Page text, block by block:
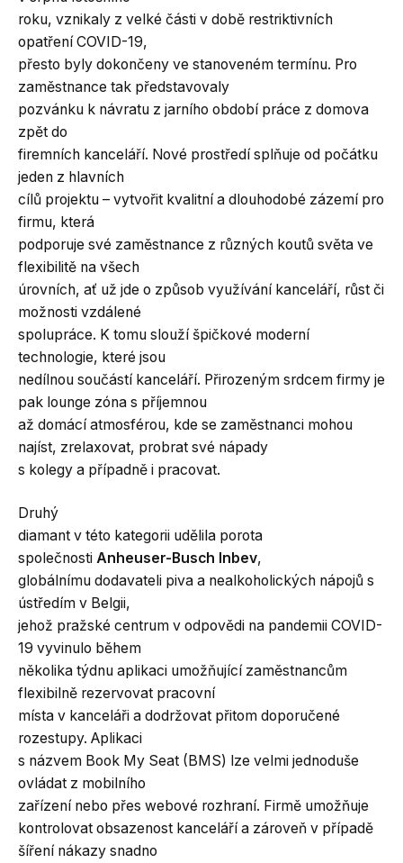
roku, vznikaly z velké části v době restriktivních
opatření COVID-19,
přesto byly dokončeny ve stanoveném termínu. Pro
zaměstnance tak představovaly
pozvánku k návratu z jarního období práce z domova
zpět do
firemních kanceláří. Nové prostředí splňuje od počátku
jeden z hlavních
cílů projektu – vytvořit kvalitní a dlouhodobé zázemí pro
firmu, která
podporuje své zaměstnance z různých koutů světa ve
flexibilitě na všech
úrovních, ať už jde o způsob využívání kanceláří, růst či
možnosti vzdálené
spolupráce. K tomu slouží špičkové moderní
technologie, které jsou
nedílnou součástí kanceláří. Přirozeným srdcem firmy je
pak lounge zóna s příjemnou
až domácí atmosférou, kde se zaměstnanci mohou
najíst, zrelaxovat, probrat své nápady
s kolegy a případně i pracovat.
Druhý
diamant v této kategorii udělila porota
společnosti Anheuser-Busch Inbev,
globálnímu dodavateli piva a nealkoholických nápojů s
ústředím v Belgii,
jehož pražské centrum v odpovědi na pandemii COVID-
19 vyvinulo během
několika týdnu aplikaci umožňující zaměstnancům
flexibilně rezervovat pracovní
místa v kanceláři a dodržovat přitom doporučené
rozestupy. Aplikaci
s názvem Book My Seat (BMS) lze velmi jednoduše
ovládat z mobilního
zařízení nebo přes webové rozhraní. Firmě umožňuje
kontrolovat obsazenost kanceláří a zároveň v případě
šíření nákazy snadno